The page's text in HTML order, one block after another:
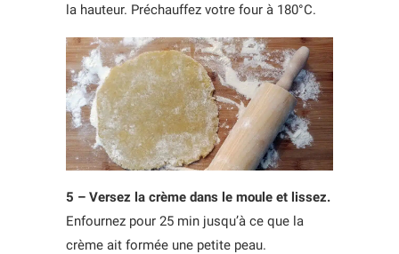
la hauteur. Préchauffez votre four à 180°C.
5 – Versez la crème dans le moule et lissez.
Enfournez pour 25 min jusqu’à ce que la
crème ait formée une petite peau.